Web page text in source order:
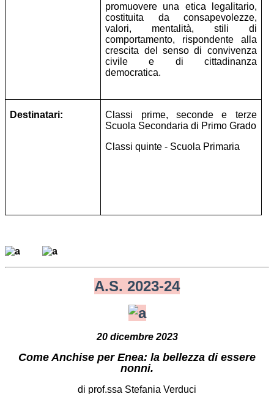
promuovere una etica legalitario,
costituita da consapevolezze,
valori, mentalità, stili di
comportamento, rispondente alla
crescita del senso di convivenza
civile e di cittadinanza
democratica.
Destinatari:
Classi prime, seconde e terze
Scuola Secondaria di Primo Grado
Classi quinte - Scuola Primaria
A.S. 2023-24
20 dicembre 2023
Come Anchise per Enea: la bellezza di essere
nonni.
di prof.ssa Stefania Verduci